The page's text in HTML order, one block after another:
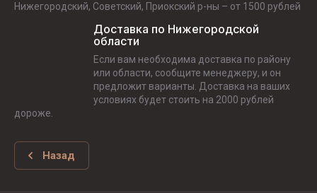
Нижегородский, Советский, Приокский р-ны – от 1500 рублей
Доставка по Нижегородской
области
Если вам необходима доставка по району
или области, сообщите менеджеру, и он
предложит варианты. Доставка на ваших
условиях будет стоить на 2000 рублей
дороже.
Назад